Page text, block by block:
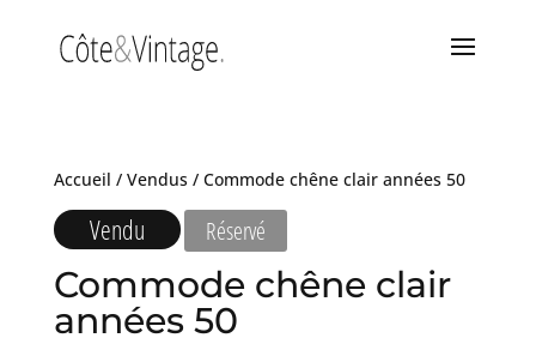
Accueil / Vendus/ Commode chêne clair années 50
Vendu Réservé
Commode chêne clair
années 50